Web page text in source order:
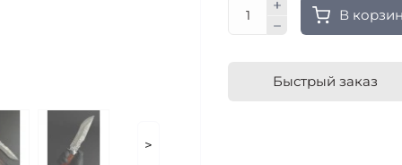
>
В
Быстрый заказ